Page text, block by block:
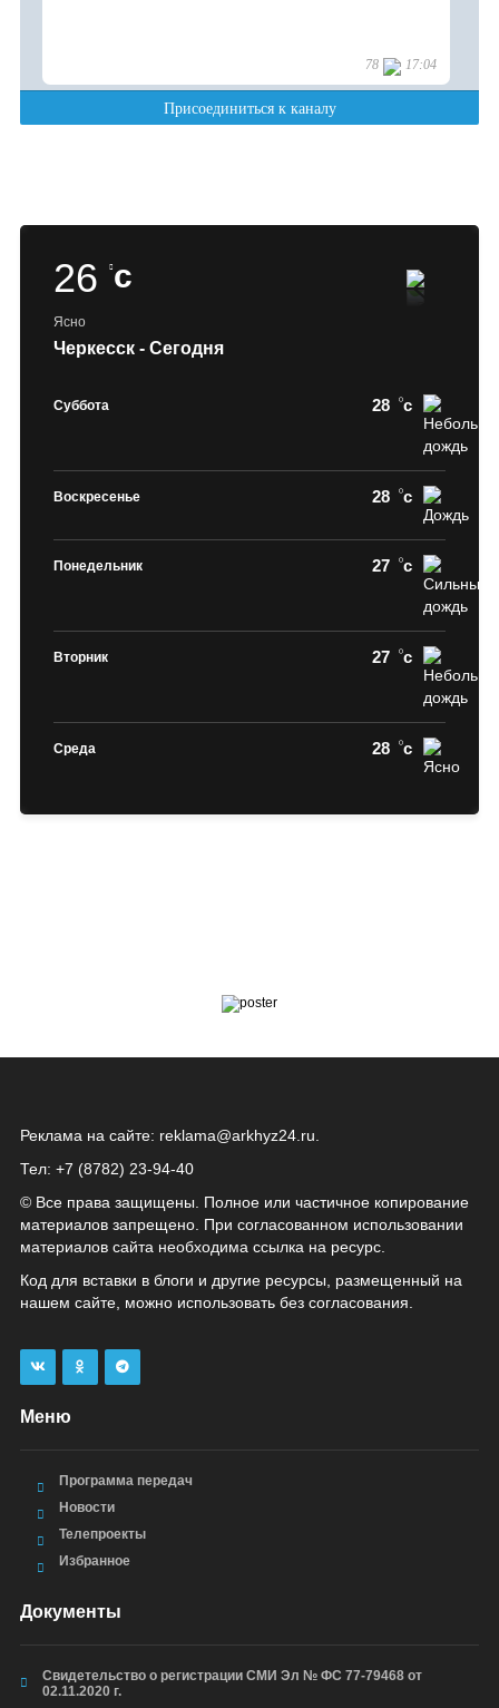
26 c
Ясно
Черкесск - Сегодня
Суббота 28 c
Воскресенье 28 c
Понедельник 27 c
Вторник 27 c
Среда 28 c
Реклама на сайте: reklama@arkhyz24.ru
Тел: +7 (8782) 23‑94‑40
© Все права защищены. Полное или частичное копирование
материалов запрещено. При согласованном использовании
материалов сайта необходима ссылка на ресурс.
Код для вставки в блоги и другие ресурсы, размещенный на
нашем сайте, можно использовать без согласования.
Меню
Программа передач
Новости
Телепроекты
Избранное
Документы
Свидетельство о регистрации СМИ Эл № ФС 77-79468 от
02.11.2020 г.